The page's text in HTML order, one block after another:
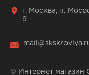
г. Москва, п.
9
© Интернет магазин